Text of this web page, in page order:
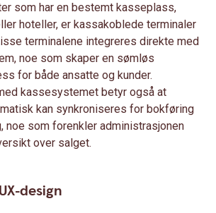
som har en bestemt kasseplass,
hoteller, er kassakoblede terminaler
terminalene integreres direkte med
noe som skaper en sømløs
for både ansatte og kunder.
kassesystemet betyr også at
kan synkroniseres for bokføring
noe som forenkler administrasjonen
over salget.
design